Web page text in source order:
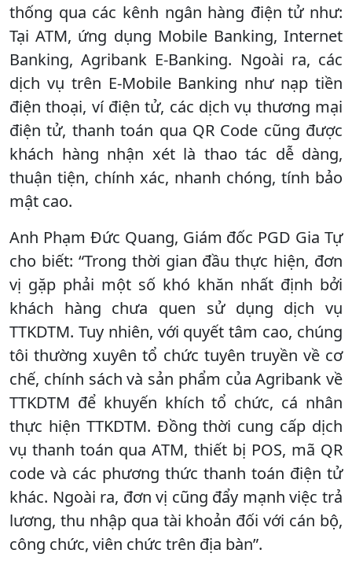
thống qua các kênh ngân hàng điện tử như:
Tại ATM, ứng dụng Mobile Banking, Internet
Banking, Agribank E-Banking. Ngoài ra, các
dịch vụ trên E-Mobile Banking như nạp tiền
điện thoại, ví điện tử, các dịch vụ thương mại
điện tử, thanh toán qua QR Code cũng được
khách hàng nhận xét là thao tác dễ dàng,
thuận tiện, chính xác, nhanh chóng, tính bảo
mật cao.
Anh Phạm Đức Quang, Giám đốc PGD Gia Tự
cho biết: “Trong thời gian đầu thực hiện, đơn
vị gặp phải một số khó khăn nhất định bởi
khách hàng chưa quen sử dụng dịch vụ
TTKDTM. Tuy nhiên, với quyết tâm cao, chúng
tôi thường xuyên tổ chức tuyên truyền về cơ
chế, chính sách và sản phẩm của Agribank về
TTKDTM để khuyến khích tổ chức, cá nhân
thực hiện TTKDTM. Đồng thời cung cấp dịch
vụ thanh toán qua ATM, thiết bị POS, mã QR
code và các phương thức thanh toán điện tử
khác. Ngoài ra, đơn vị cũng đẩy mạnh việc trả
lương, thu nhập qua tài khoản đối với cán bộ,
công chức, viên chức trên địa bàn”.